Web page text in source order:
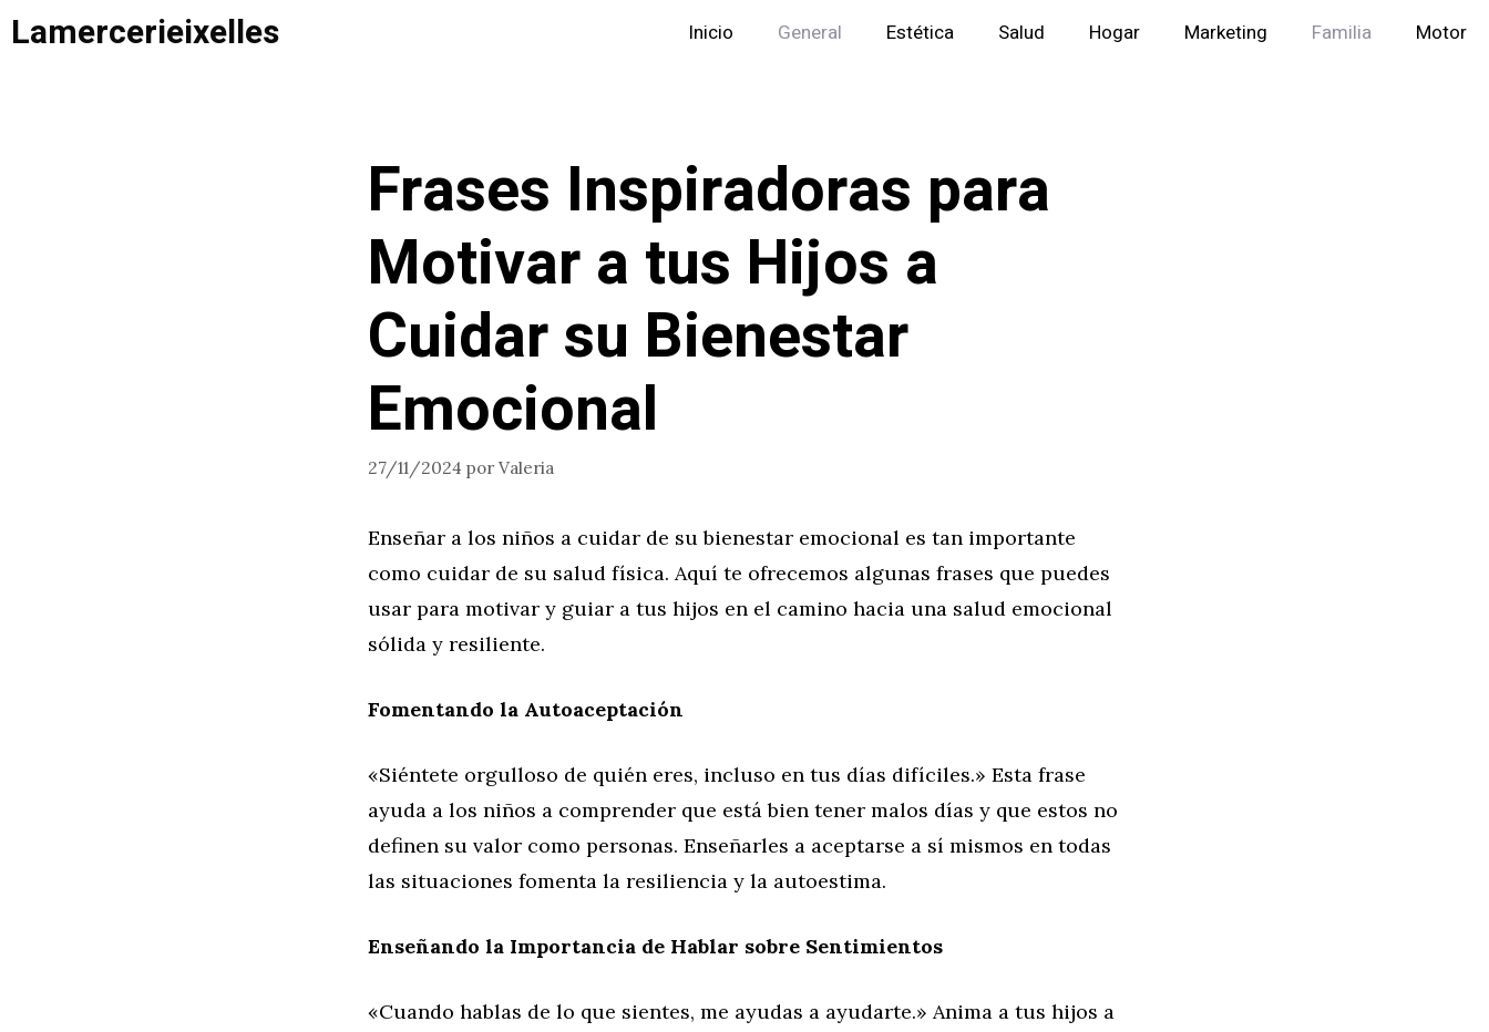
Saltar
alLamercerieixelles Inicio General Estética Salud Hogar Marketing Familia Motor
Frases Inspiradoras para
Motivar a tus Hijos a
Cuidar su Bienestar
Emocional
27/11/2024 por Valeria
Enseñar a los niños a cuidar de su bienestar emocional es tan importante
como cuidar de su salud física. Aquí te ofrecemos algunas frases que puedes
usar para motivar y guiar a tus hijos en el camino hacia una salud emocional
sólida y resiliente.
Fomentando la Autoaceptación
«Siéntete orgulloso de quién eres, incluso en tus días difíciles.» Esta frase
ayuda a los niños a comprender que está bien tener malos días y que estos no
definen su valor como personas. Enseñarles a aceptarse a sí mismos en todas
las situaciones fomenta la resiliencia y la autoestima.
Enseñando la Importancia de Hablar sobre Sentimientos
«Cuando hablas de lo que sientes, me ayudas a ayudarte.» Anima a tus hijos a